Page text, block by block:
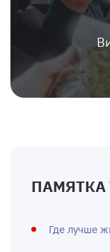
ПАМЯТКА
Где лучше